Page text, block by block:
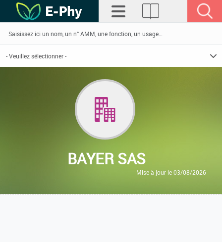
BAYER SAS
Mise à jour le 03/08/2026